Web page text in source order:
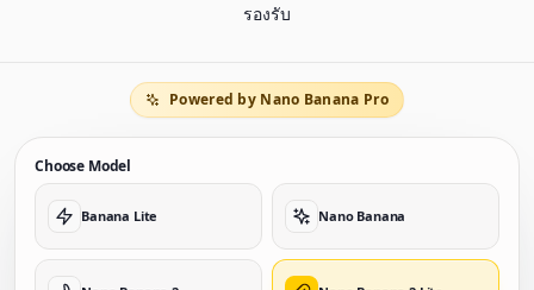
รองรับ
Powered by Nano Banana Pro
Choose Model
Banana Lite Nano Banana